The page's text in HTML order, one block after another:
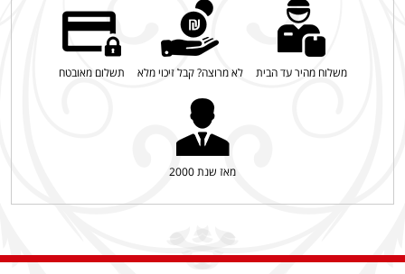
משלוח מהיר עד הבית לא מרוצה? קבל זיכוי מלא תשלום מאובטח
מאז שנת 2000